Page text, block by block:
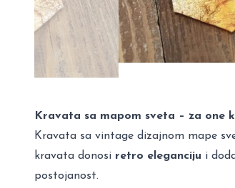
Kravata sa mapom sveta – za one
Kravata sa vintage dizajnom mape
kravata donosi retro eleganciju i
postojanost.